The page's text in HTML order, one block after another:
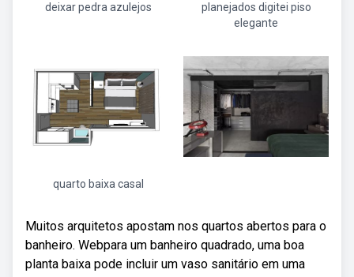
deixar pedra azulejos
planejados digitei piso
elegante
quarto baixa casal
Muitos arquitetos apostam nos quartos abertos para o
banheiro. Webpara um banheiro quadrado, uma boa
planta baixa pode incluir um vaso sanitário em uma